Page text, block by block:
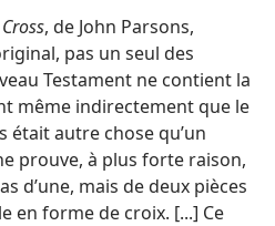
, de John Parsons,
pas un seul des
Testament ne contient la
même indirectement que le
était autre chose qu’un
prouve, à plus forte raison,
d’une, mais de deux pièces
en forme de croix. [...] Ce